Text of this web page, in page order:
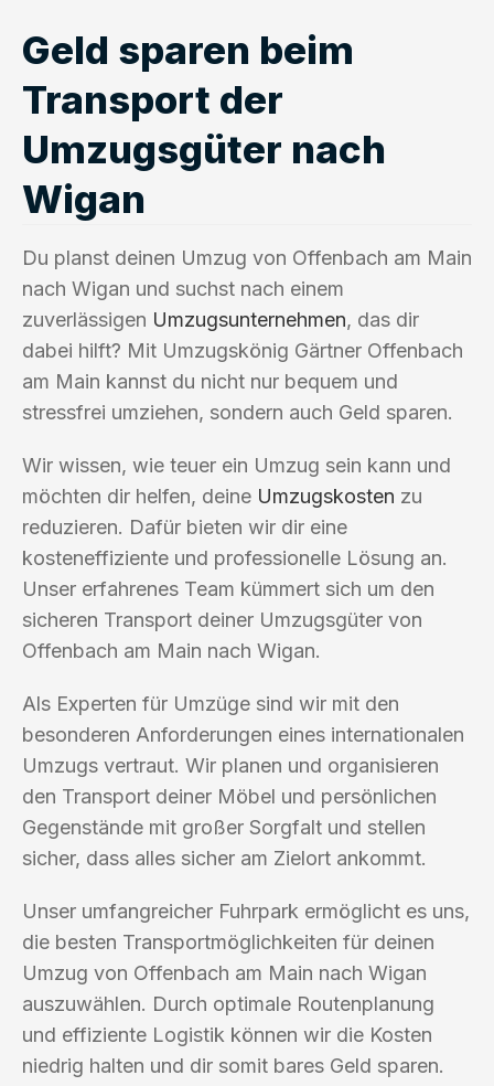
Geld sparen beim
Transport der
Umzugsgüter nach
Wigan
Du planst deinen Umzug von Offenbach am Main
nach Wigan und suchst nach einem
zuverlässigen Umzugsunternehmen, das dir
dabei hilft? Mit Umzugskönig Gärtner Offenbach
am Main kannst du nicht nur bequem und
stressfrei umziehen, sondern auch Geld sparen.
Wir wissen, wie teuer ein Umzug sein kann und
möchten dir helfen, deine Umzugskosten zu
reduzieren. Dafür bieten wir dir eine
kosteneffiziente und professionelle Lösung an.
Unser erfahrenes Team kümmert sich um den
sicheren Transport deiner Umzugsgüter von
Offenbach am Main nach Wigan.
Als Experten für Umzüge sind wir mit den
besonderen Anforderungen eines internationalen
Umzugs vertraut. Wir planen und organisieren
den Transport deiner Möbel und persönlichen
Gegenstände mit großer Sorgfalt und stellen
sicher, dass alles sicher am Zielort ankommt.
Unser umfangreicher Fuhrpark ermöglicht es uns,
die besten Transportmöglichkeiten für deinen
Umzug von Offenbach am Main nach Wigan
auszuwählen. Durch optimale Routenplanung
und effiziente Logistik können wir die Kosten
niedrig halten und dir somit bares Geld sparen.